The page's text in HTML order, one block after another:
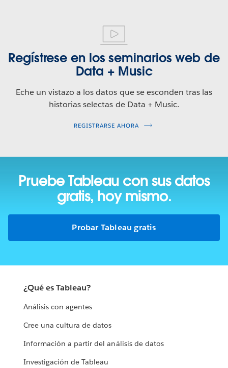
Regístrese en los seminarios web de
Data + Music
Eche un vistazo a los datos que se esconden tras las
historias selectas de Data + Music.
REGISTRARSE AHORA
Pruebe Tableau con sus datos
gratis, hoy mismo.
Probar Tableau gratis
¿Qué es Tableau?
Análisis con agentes
Cree una cultura de datos
Información a partir del análisis de datos
Investigación de Tableau